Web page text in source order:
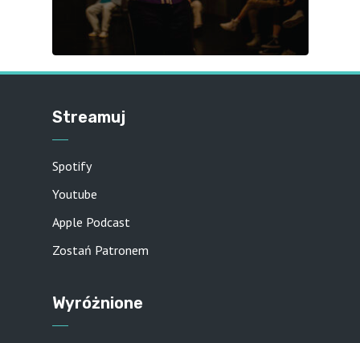
Streamuj
Spotify
Youtube
Apple Podcast
Zostań Patronem
Wyróżnione